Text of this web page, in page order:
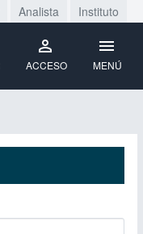
Analista Instituto
ACCESO MENÚ